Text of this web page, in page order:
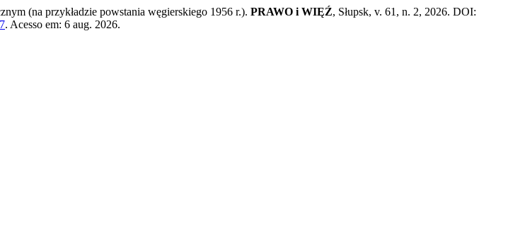
(na przykładzie powstania węgierskiego 1956 r.). PRAWO i WIĘŹ, Słupsk, v. 61, n. 2, 2026. DOI:
. Acesso em: 6 aug. 2026.